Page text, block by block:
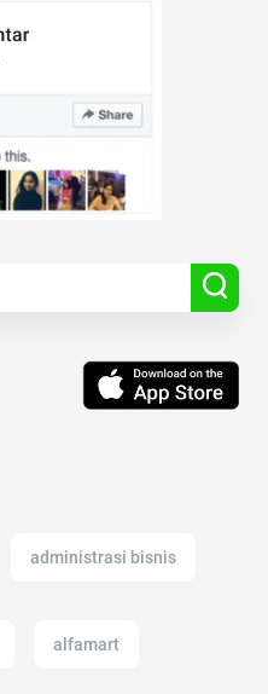
administrasi bisnis
alfamart